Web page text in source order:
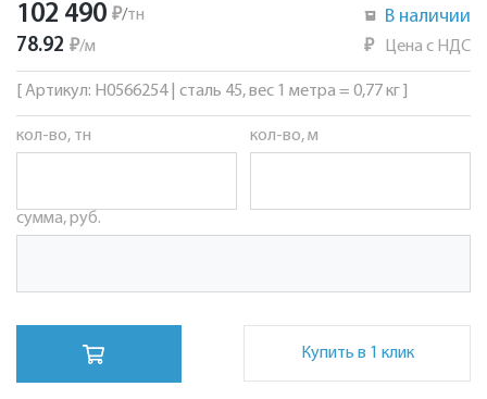
102 490 ₽/тн
78.92 ₽/м
В наличии
₽ Цена с НДС
[ Артикул: Н0566254 | сталь 45, вес 1 метра = 0,77 кг ]
кол-во, тн кол-во, м
сумма, руб.
Купить в 1 клик